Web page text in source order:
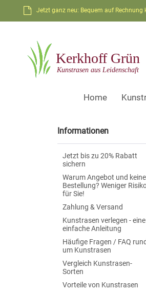
Jetzt ganz neu: Bequem auf Rechnung
Home
Informationen
Jetzt bis zu 20% Rabatt
sichern
Warum Angebot und keine
Bestellung? Weniger
für Sie!
Zahlung & Versand
Kunstrasen verlegen - eine
einfache Anleitung
Häufige Fragen / FAQ rund
um Kunstrasen
Vergleich Kunstrasen-
Sorten
Vorteile von Kunstrasen